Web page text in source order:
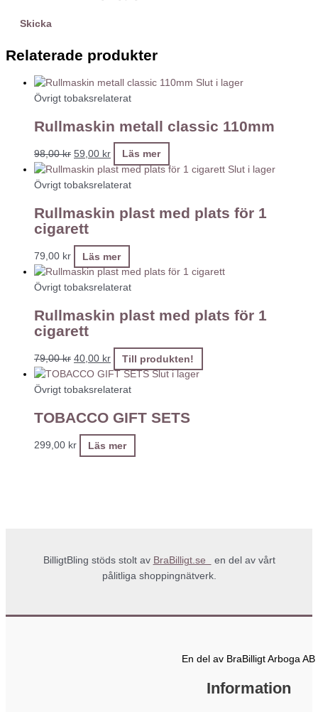
Relaterade produkter
Slut i lager
Övrigt tobaksrelaterat
Rullmaskin metall classic 110mm
98,00kr 59,00 kr
Läs mer
Slut i lager
Övrigt tobaksrelaterat
Rullmaskin plast med plats för 1
cigarett
79,00 kr Läs mer
Övrigt tobaksrelaterat
Rullmaskin plast med plats för 1
cigarett
79,00kr 40,00 kr
Till produkten!
Slut i lager
Övrigt tobaksrelaterat
TOBACCO GIFT SETS
299,00 kr Läs mer
BilligtBling stöds stolt av BraBilligt.se
en del av vårt
pålitliga shoppingnätverk.
En del av BraBilligt Arboga AB
Information